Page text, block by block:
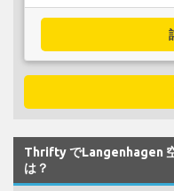
Thrifty でLangenhagen
は？